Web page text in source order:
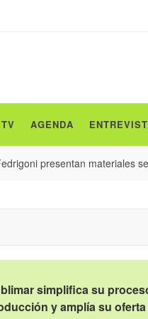
TV AGENDA
presentan materiales
simplifica su
y amplía su